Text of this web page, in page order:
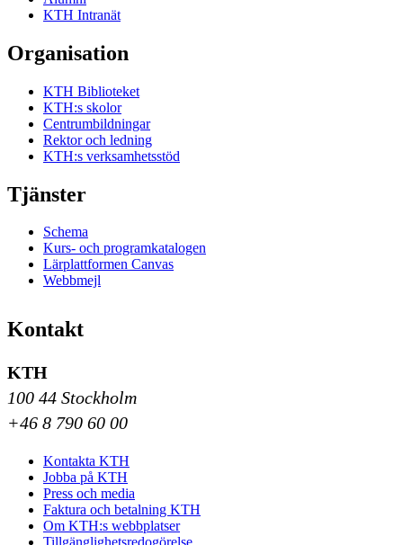
KTH Intranät
Organisation
KTH Biblioteket
KTH:s skolor
Centrumbildningar
Rektor och ledning
KTH:s verksamhetsstöd
Tjänster
Schema
Kurs- och programkatalogen
Lärplattformen Canvas
Webbmejl
Kontakt
KTH
100 44 Stockholm
+46 8 790 60 00
Kontakta KTH
Jobba på KTH
Press och media
Faktura och betalning KTH
Om KTH:s webbplatser